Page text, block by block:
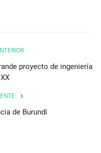
proyecto de ingeniería
de Burundi